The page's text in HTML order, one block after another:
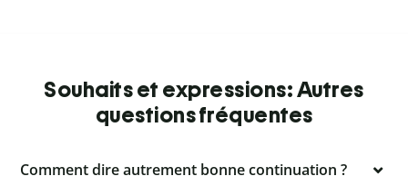
Souhaits et expressions: Autres
questions fréquentes
Comment dire autrement bonne continuation ?